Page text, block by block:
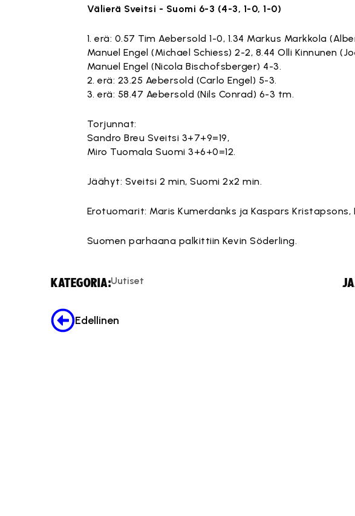
Välierä Sveitsi - Suomi 6-3 (4-3, 1-0, 1-0)
1. erä: 0.57 Tim Aebersold 1-0, 1.34 Markus Markkola
Manuel Engel (Michael Schiess) 2-2, 8.44 Olli Kinnunen
Manuel Engel (Nicola Bischofsberger) 4-3.
2. erä: 23.25 Aebersold (Carlo Engel) 5-3.
3. erä: 58.47 Aebersold (Nils Conrad) 6-3 tm.
Torjunnat:
Sandro Breu Sveitsi 3+7+9=19,
Miro Tuomala Suomi 3+6+0=12.
Jäähyt: Sveitsi 2 min, Suomi 2x2 min.
Erotuomarit: Maris Kumerdanks ja Kaspars Kristapsons,
Suomen parhaana palkittiin Kevin Söderling.
KATEGORIA:Uutiset
Edellinen